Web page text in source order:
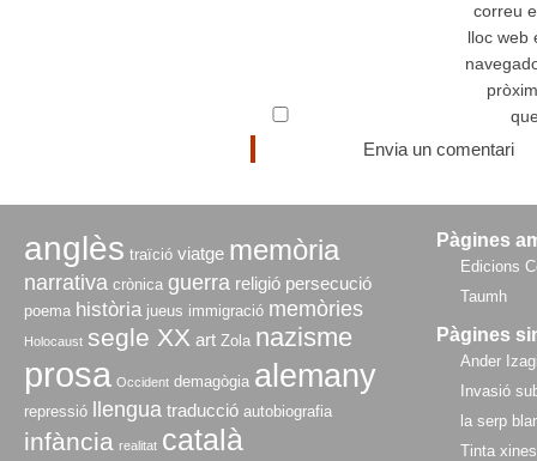
correu
lloc web
anglès traïció viatge memòria
narrativa crònica guerra religió persecució
poema història jueus immigració memòries
Holocaust segle XX art Zola nazisme
prosa Occident demagògia alemany
repressió llengua traducció autobiografia
infància realitat català
Pàgines
Edicions
Taumh
Pàgines
Ander
Invasió
la serp
Tinta